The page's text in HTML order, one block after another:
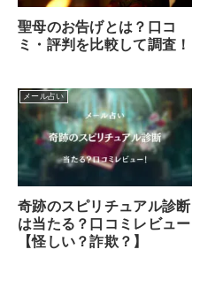
聖母のお告げとは？口コ
ミ・評判を比較して調査！
メール占い
奇跡のスピリチュアル診断
は当たる？口コミレビュー
【怪しい？詐欺？】